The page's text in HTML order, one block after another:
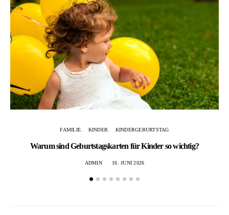
FAMILIE KINDER KINDERGEBURTSTAG
Warum sind Geburtstagskarten für Kinder so wichtig?
ADMIN 16. JUNI 2026